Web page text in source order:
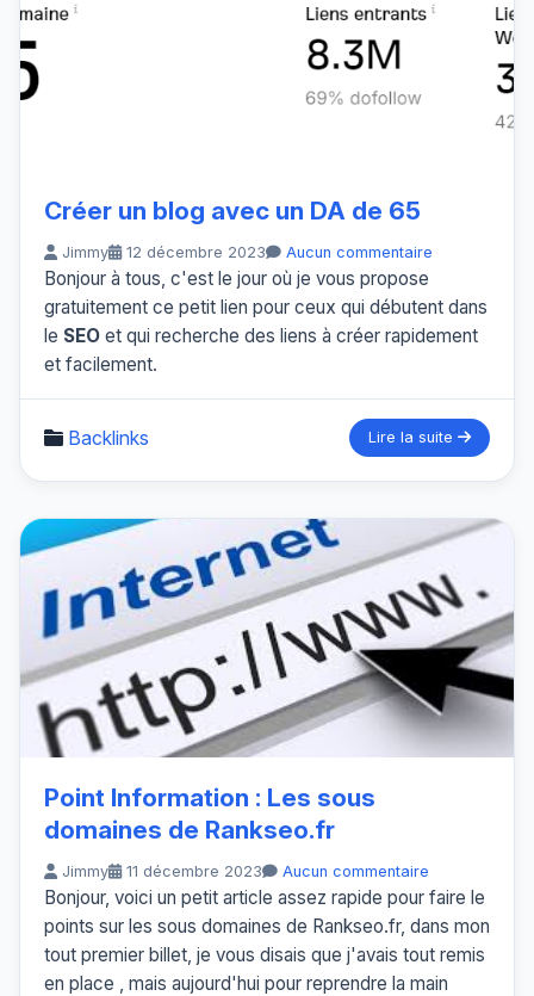
Créer un blog avec un DA de 65
Jimmy 12 décembre 2023 Aucun commentaire
Bonjour à tous, c'est le jour où je vous propose
gratuitement ce petit lien pour ceux qui débutent dans
le SEO et qui recherche des liens à créer rapidement
et facilement.
Backlinks Lire la suite
Point Information : Les sous
domaines de Rankseo.fr
Jimmy 11 décembre 2023 Aucun commentaire
Bonjour, voici un petit article assez rapide pour faire le
points sur les sous domaines de Rankseo.fr, dans mon
tout premier billet, je vous disais que j'avais tout remis
en place , mais aujourd'hui pour reprendre la main